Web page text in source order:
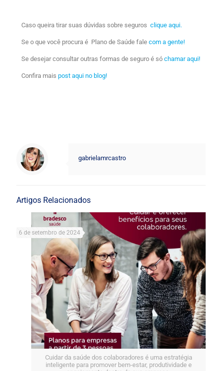
Caso queira tirar suas dúvidas sobre seguros clique aqui.
Se o que você procura é Plano de Saúde fale com a gente!
Se desejar consultar outras formas de seguro é só chamar aqui!
Confira mais post aqui no blog!
gabrielamrcastro
Artigos Relacionados
Cuidar da saúde dos colaboradores é uma estratégia
inteligente para promover bem-estar, produtividade e
6 de setembro de 2024